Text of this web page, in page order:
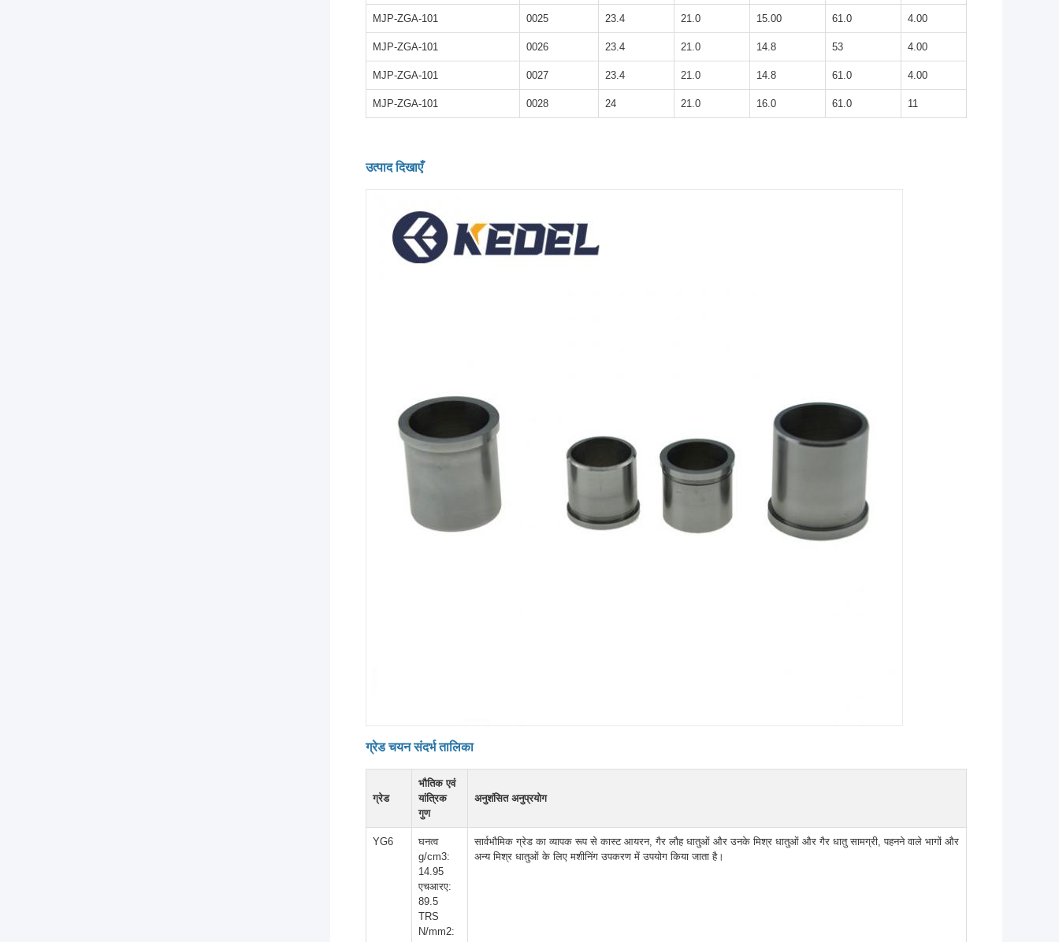
MJP-ZGA-101 0025 23.4 21.0 15.00 61.0 4.00
MJP-ZGA-101 0026 23.4 21.0 14.8 53 4.00
MJP-ZGA-101 0027 23.4 21.0 14.8 61.0 4.00
MJP-ZGA-101 0028 24 21.0 16.0 61.0 11
उत्पाद दिखाएँ
ग्रेड चयन संदर्भ तालिका
ग्रेड
भौतिक एवं
यांत्रिक
गुण
अनुशंसित अनुप्रयोग
YG6
घनत्व
g/cm3:
14.95
एचआरए:
89.5
TRS
N/mm2:
सार्वभौमिक ग्रेड का व्यापक रूप से कास्ट आयरन, गैर लौह धातुओं और उनके मिश्र धातुओं और गैर धातु सामग्री, पहनने वाले भागों और
अन्य मिश्र धातुओं के लिए मशीनिंग उपकरण में उपयोग किया जाता है।